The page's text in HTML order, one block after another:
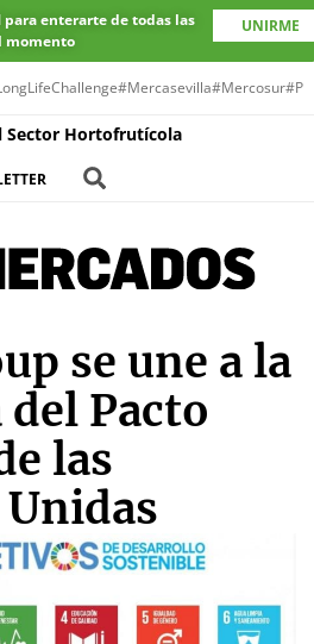
para enterarte de todas las
momento
UNIRME
#Mercasevilla#Mercosur
Sector Hortofrutícola
se une a la
Pacto
las